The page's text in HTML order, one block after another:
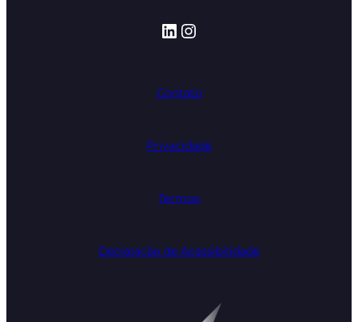
LinkedIn
Instagram
Contato
Privacidade
Termos
Declaração de Acessibilidade